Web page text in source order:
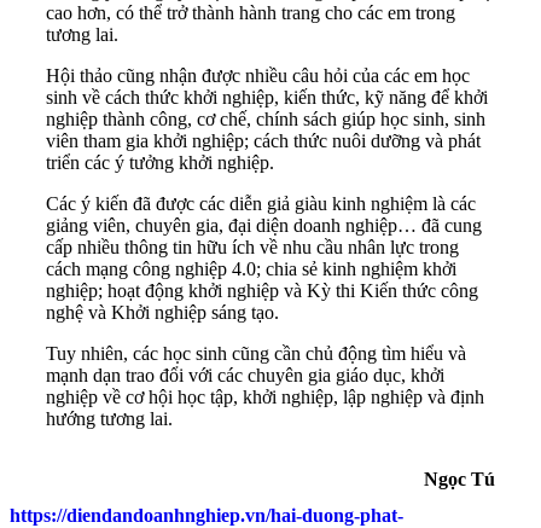
cao hơn, có thể trở thành hành trang cho các em trong
tương lai.
Hội thảo cũng nhận được nhiều câu hỏi của các em học
sinh về cách thức khởi nghiệp, kiến thức, kỹ năng để khởi
nghiệp thành công, cơ chế, chính sách giúp học sinh, sinh
viên tham gia khởi nghiệp; cách thức nuôi dưỡng và phát
triển các ý tưởng khởi nghiệp.
Các ý kiến đã được các diễn giả giàu kinh nghiệm là các
giảng viên, chuyên gia, đại diện doanh nghiệp… đã cung
cấp nhiều thông tin hữu ích về nhu cầu nhân lực trong
cách mạng công nghiệp 4.0; chia sẻ kinh nghiệm khởi
nghiệp; hoạt động khởi nghiệp và Kỳ thi Kiến thức công
nghệ và Khởi nghiệp sáng tạo.
Tuy nhiên, các học sinh cũng cần chủ động tìm hiểu và
mạnh dạn trao đổi với các chuyên gia giáo dục, khởi
nghiệp về cơ hội học tập, khởi nghiệp, lập nghiệp và định
hướng tương lai.
Ngọc Tú
https://diendandoanhnghiep.vn/hai-duong-phat-